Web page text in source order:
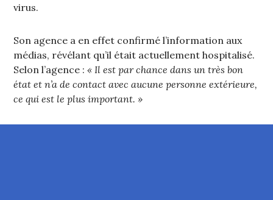
virus.
Son agence a en effet confirmé l’information aux
médias, révélant qu’il était actuellement hospitalisé.
Selon l’agence :« Il est par chance dans un très bon
état et n’a de contact avec aucune personne extérieure,
ce qui est le plus important. »